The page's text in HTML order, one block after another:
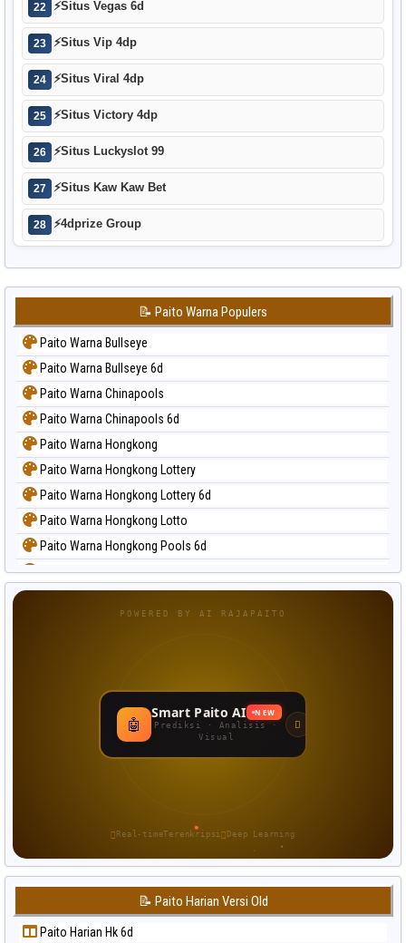
22 ⚡Situs Vegas 6d
23 ⚡Situs Vip 4dp
24 ⚡Situs Viral 4dp
25 ⚡Situs Victory 4dp
26 ⚡Situs Luckyslot 99
27 ⚡Situs Kaw Kaw Bet
28 ⚡4dprize Group
📝 Paito Warna Populers
Paito Warna Bullseye
Paito Warna Bullseye 6d
Paito Warna Chinapools
Paito Warna Chinapools 6d
Paito Warna Hongkong
Paito Warna Hongkong Lottery
Paito Warna Hongkong Lottery 6d
Paito Warna Hongkong Lotto
Paito Warna Hongkong Pools 6d
Paito Warna Japan
Paito Warna Nagoya
Paito Warna New York Midday
Paito Warna North Carolina Day
Paito Warna Sydney
Paito Warna Sydney Lottery
Paito Warna Sydney Lottery 6d
POWERED BY AI RAJAPAITO
🤖
Smart Paito AI NEW
Prediksi · Analisis ·
Visual
Real-timeTerenkripsi Deep Learning
📝 Paito Harian Versi Old
Paito Harian Hk 6d